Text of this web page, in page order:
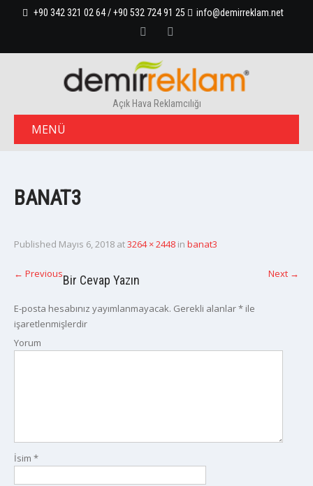
+90 342 321 02 64 / +90 532 724 91 25 info@demirreklam.net
Açık Hava Reklamcılığı
MENÜ
BANAT3
Published Mayıs 6, 2018 at3264 × 2448 in banat3
← Previous Next →
Bir Cevap Yazın
E-posta hesabınız yayımlanmayacak. Gerekli alanlar* ile
işaretlenmişlerdir
Yorum
İsim *